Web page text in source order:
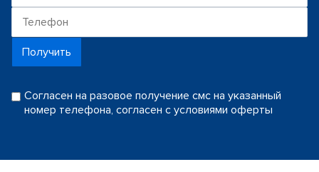
Получить
Согласен на разовое получение смс на указанный
номер телефона, согласен с условиями оферты